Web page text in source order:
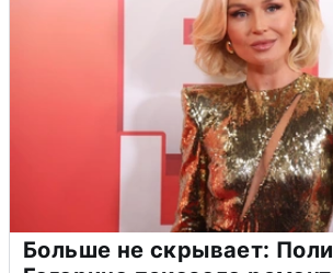
Больше не скрывает: